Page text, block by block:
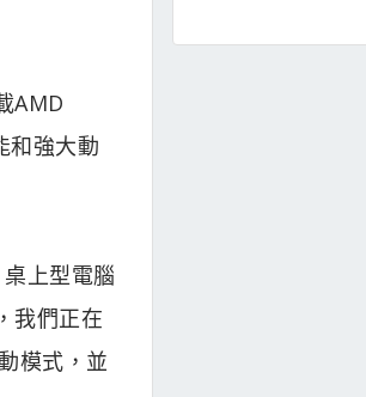
AMD
和強大動
上型電腦
我們正在
模式，並